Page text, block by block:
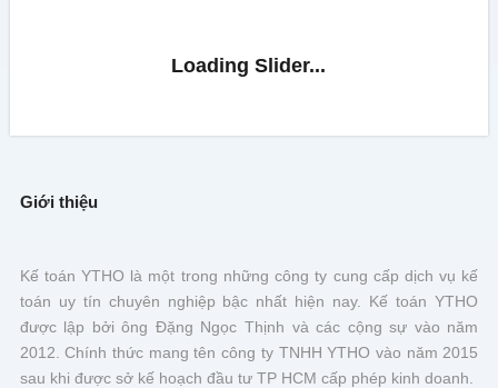
Giới thiệu
Kế toán YTHO là một trong những công ty cung cấp dịch vụ kế
toán uy tín chuyên nghiệp bậc nhất hiện nay. Kế toán YTHO
được lập bởi ông Đặng Ngọc Thịnh và các cộng sự vào năm
2012. Chính thức mang tên công ty TNHH YTHO vào năm 2015
sau khi được sở kế hoạch đầu tư TP HCM cấp phép kinh doanh.